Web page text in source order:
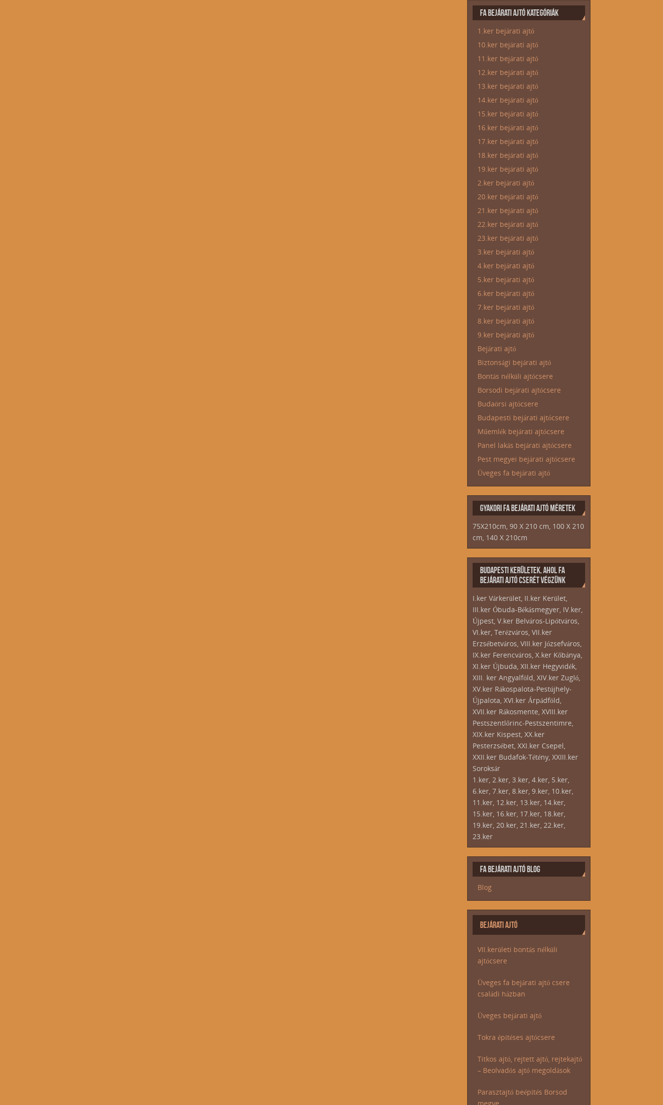
FA BEJÁRATI AJTÓ KATEGÓRIÁK
1.ker bejárati ajtó
10.ker bejárati ajtó
11.ker bejárati ajtó
12.ker bejárati ajtó
13.ker bejárati ajtó
14.ker bejárati ajtó
15.ker bejárati ajtó
16.ker bejárati ajtó
17.ker bejárati ajtó
18.ker bejárati ajtó
19.ker bejárati ajtó
2.ker bejárati ajtó
20.ker bejárati ajtó
21.ker bejárati ajtó
22.ker bejárati ajtó
23.ker bejárati ajtó
3.ker bejárati ajtó
4.ker bejárati ajtó
5.ker bejárati ajtó
6.ker bejárati ajtó
7.ker bejárati ajtó
8.ker bejárati ajtó
9.ker bejárati ajtó
Bejárati ajtó
Biztonsági bejárati ajtó
Bontás nélküli ajtócsere
Borsodi bejárati ajtócsere
Budaörsi ajtócsere
Budapesti bejárati ajtócsere
Műemlék bejárati ajtócsere
Panel lakás bejárati ajtócsere
Pest megyei bejárati ajtócsere
Üveges fa bejárati ajtó
GYAKORI FA BEJÁRATI AJTÓ MÉRETEK
75X210cm, 90 X 210 cm, 100 X 210
cm, 140 X 210cm
BUDAPESTI KERÜLETEK, AHOL FA
BEJÁRATI AJTÓ CSERÉT VÉGZÜNK
I.ker Várkerület, II.ker Kerület,
III.ker Óbuda-Békásmegyer, IV.ker,
Újpest, V.ker Belváros-Lipótváros,
VI.ker, Terézváros, VII.ker
Erzsébetváros, VIII.ker Józsefváros,
IX.ker Ferencváros, X.ker Kőbánya,
XI.ker Újbuda, XII.ker Hegyvidék,
XIII. ker Angyalföld, XIV.ker Zugló,
XV.ker Rákospalota-Pestújhely-
Újpalota, XVI.ker Árpádföld,
XVII.ker Rákosmente, XVIII.ker
Pestszentlőrinc-Pestszentimre,
XIX.ker Kispest, XX.ker
Pesterzsébet, XXI.ker Csepel,
XXII.ker Budafok-Tétény, XXIII.ker
Soroksár
1.ker, 2.ker, 3.ker, 4.ker, 5.ker,
6.ker, 7.ker, 8.ker, 9.ker, 10.ker,
11.ker, 12.ker, 13.ker, 14.ker,
15.ker, 16.ker, 17.ker, 18.ker,
19.ker, 20.ker, 21.ker, 22.ker,
23.ker
FA BEJÁRATI AJTÓ BLOG
Blog
BEJÁRATI AJTÓ
VII.kerületi bontás nélküli
ajtócsere
Üveges fa bejárati ajtó csere
családi házban
Üveges bejárati ajtó
Tokra építéses ajtócsere
Titkos ajtó, rejtett ajtó, rejtekajtó
– Beolvadós ajtó megoldások
Parasztajtó beépítés Borsod